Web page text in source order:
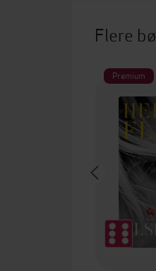
Flere
Premium